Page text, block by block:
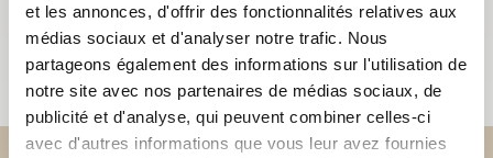
et les annonces, d'offrir des fonctionnalités relatives aux
médias sociaux et d'analyser notre trafic. Nous
partageons également des informations sur l'utilisation de
notre site avec nos partenaires de médias sociaux, de
publicité et d'analyse, qui peuvent combiner celles-ci
avec d'autres informations que vous leur avez fournies